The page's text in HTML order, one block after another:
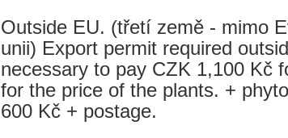
Outside EU. (třetí země - mimo
unii) Export permit required
necessary to pay CZK 1,100 Kč
for the price of the plants. +
600 Kč + postage.